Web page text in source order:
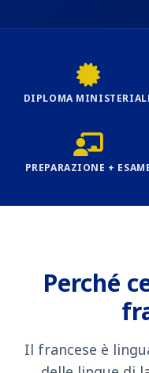
DIPLOMA
PREPARAZIONE +
Perché
Il francese è